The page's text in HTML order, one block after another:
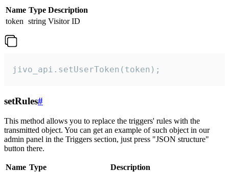
Name Type Description
token string Visitor ID
jivo_api.setUserToken(token);
setRules#
This method allows you to replace the triggers' rules with the
transmitted object. You can get an example of such object in our
admin panel in the Triggers section, just press "JSON structure"
button there.
Name Type
Description